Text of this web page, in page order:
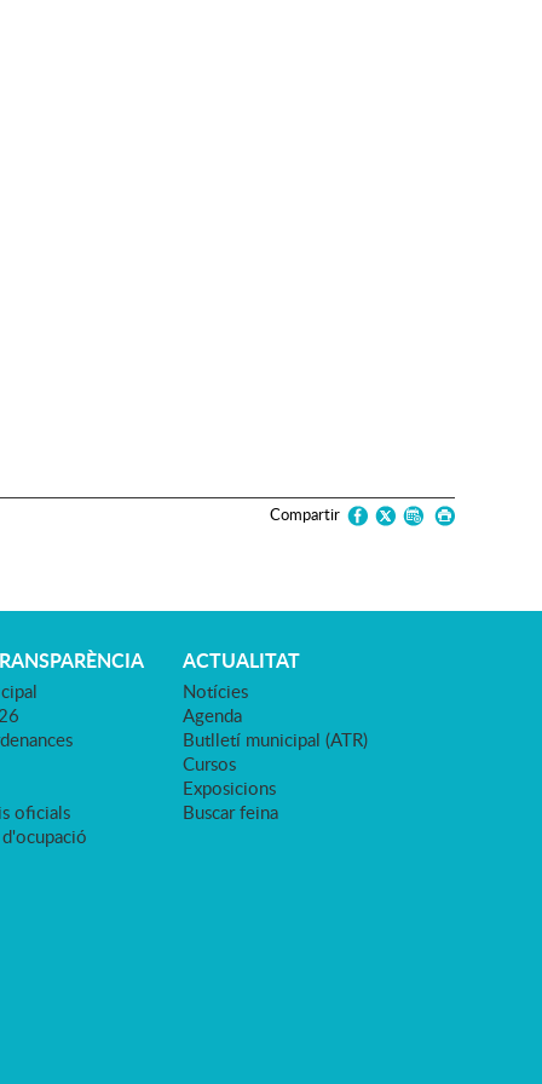
Compartir
oficials
ACTUALITAT
Notícies
Agenda
Butlletí municipal (ATR)
Cursos
Exposicions
Buscar feina